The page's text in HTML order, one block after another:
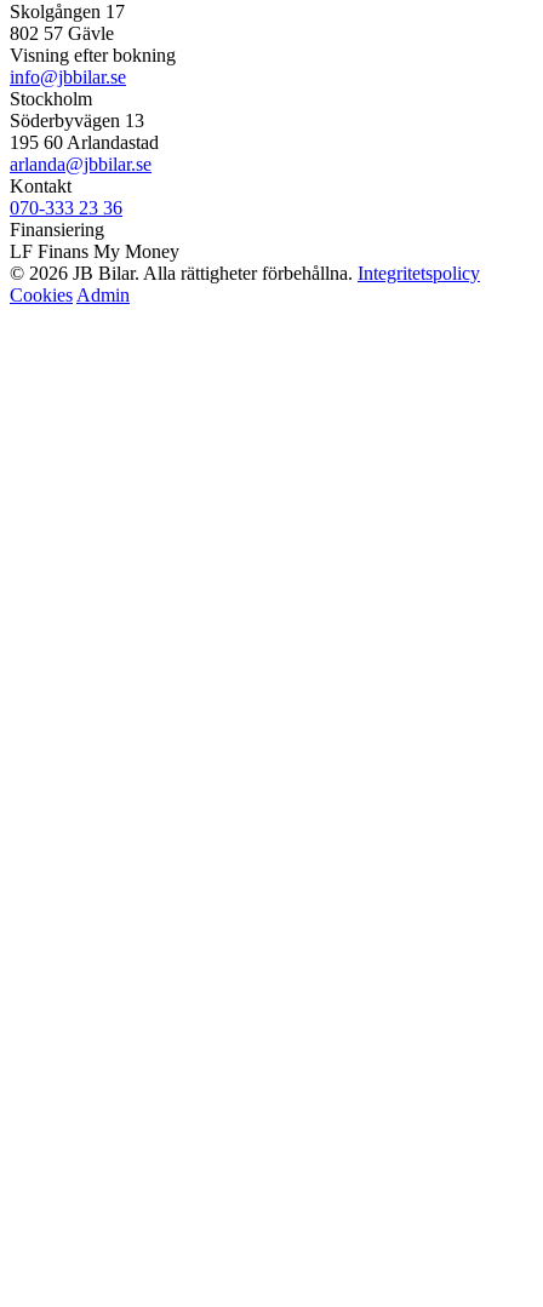
Skolgången 17
802 57 Gävle
Visning efter bokning
info@jbbilar.se
Stockholm
Söderbyvägen 13
195 60 Arlandastad
arlanda@jbbilar.se
Kontakt
070-333 23 36
Finansiering
LF Finans My Money
© 2026 JB Bilar. Alla rättigheter förbehållna. Integritetspolicy
Cookies Admin